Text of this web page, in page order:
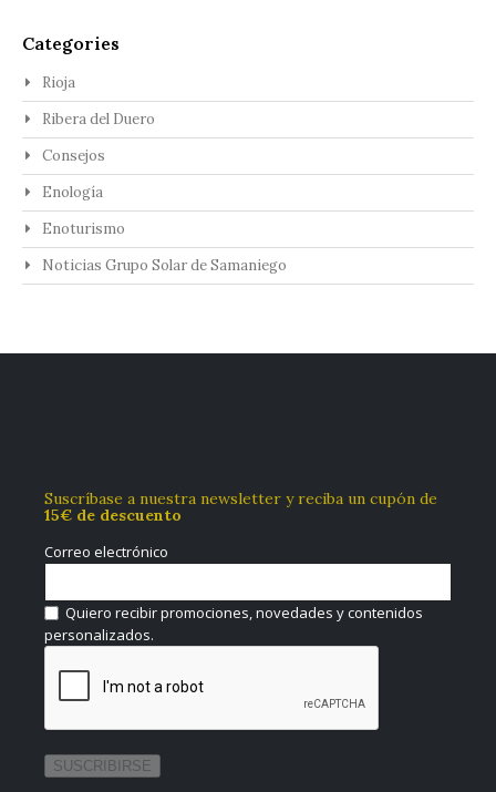
Categories
Rioja
Ribera del Duero
Consejos
Enología
Enoturismo
Noticias Grupo Solar de Samaniego
Suscríbase a nuestra newsletter y reciba un cupón de
15€ de descuento
Correo electrónico
Quiero recibir promociones, novedades y contenidos
personalizados.